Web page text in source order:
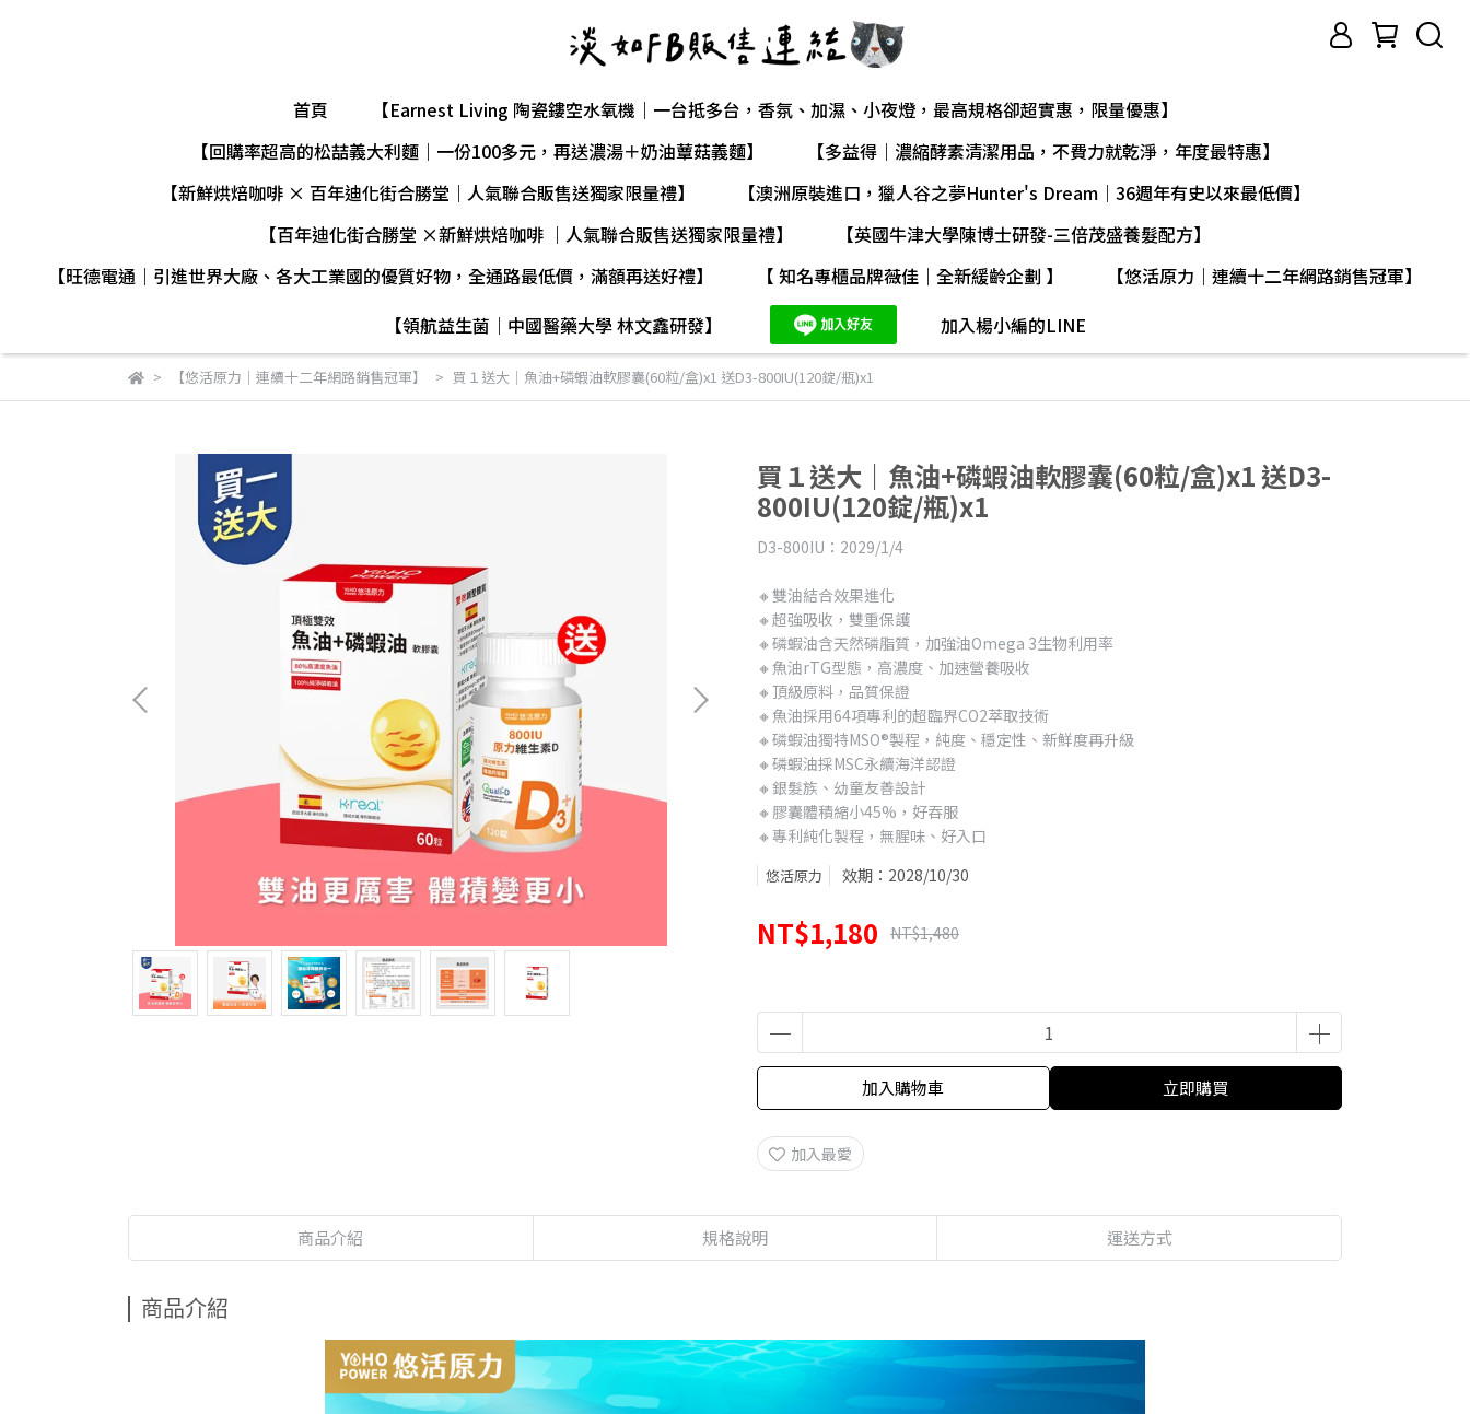
首頁
【Earnest Living 陶瓷鏤空水氧機｜一台抵多台，香氛、加濕、小夜燈，最高規格卻超實惠，限量優惠】
【回購率超高的松喆義大利麵｜一份100多元，再送濃湯＋奶油蕈菇義麵】
【多益得｜濃縮酵素清潔用品，不費力就乾淨，年度最特惠】
【新鮮烘焙咖啡 × 百年迪化街合勝堂｜人氣聯合販售送獨家限量禮】
【澳洲原裝進口，獵人谷之夢Hunter's Dream｜36週年有史以來最低價】
【百年迪化街合勝堂 ×新鮮烘焙咖啡 ｜人氣聯合販售送獨家限量禮】
【英國牛津大學陳博士研發-三倍茂盛養髮配方】
【旺德電通｜引進世界大廠、各大工業國的優質好物，全通路最低價，滿額再送好禮】
【 知名專櫃品牌薇佳｜全新緩齡企劃 】
【悠活原力｜連續十二年網路銷售冠軍】
【領航益生菌｜中國醫藥大學 林文鑫研發】
加入楊小編的LINE
【悠活原力｜連續十二年網路銷售冠軍】 買１送大｜魚油+磷蝦油軟膠囊(60粒/盒)x1 送D3-800IU(120錠/瓶)x1
買１送大｜魚油+磷蝦油軟膠囊(60粒/盒)x1 送D3-
800IU(120錠/瓶)x1
D3-800IU：2029/1/4
🔸雙油結合效果進化
🔸超強吸收，雙重保護
🔸磷蝦油含天然磷脂質，加強油Omega 3生物利用率
🔸魚油rTG型態，高濃度、加速營養吸收
🔸頂級原料，品質保證
🔸魚油採用64項專利的超臨界CO2萃取技術
🔸磷蝦油獨特MSO®製程，純度、穩定性、新鮮度再升級
🔸磷蝦油採MSC永續海洋認證
🔸銀髮族、幼童友善設計
🔸膠囊體積縮小45%，好吞服
🔸專利純化製程，無腥味、好入口
悠活原力 效期：2028/10/30
NT$1,180 NT$1,480
加入購物車 立即購買
加入最愛
商品介紹 規格說明 運送方式
商品介紹